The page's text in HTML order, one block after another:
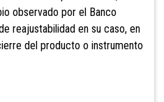
observado por el Banco
reajustabilidad en su caso, en
del producto o instrumento